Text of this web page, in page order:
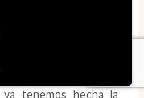
tenemos hecha la